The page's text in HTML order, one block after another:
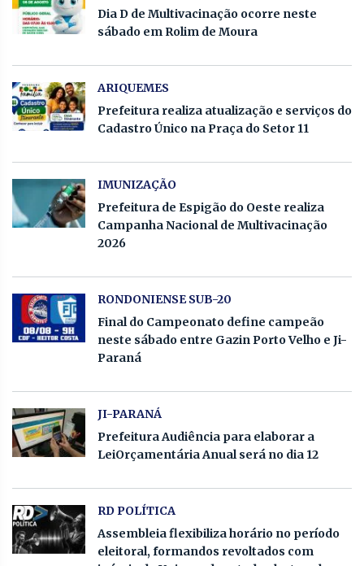
Dia D de Multivacinação ocorre neste
sábado em Rolim de Moura
ARIQUEMES
Prefeitura realiza atualização e serviços do
Cadastro Único na Praça do Setor 11
IMUNIZAÇÃO
Prefeitura de Espigão do Oeste realiza
Campanha Nacional de Multivacinação
2026
RONDONIENSE SUB-20
Final do Campeonato define campeão
neste sábado entre Gazin Porto Velho e Ji-
Paraná
JI-PARANÁ
Prefeitura Audiência para elaborar a
LeiOrçamentária Anual será no dia 12
RD POLÍTICA
Assembleia flexibiliza horário no período
eleitoral, formandos revoltados com